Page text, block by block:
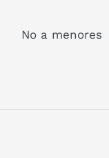
No a menores